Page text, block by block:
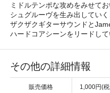
ミドルテンポな攻めをみせて
シュグルーヴを生み出してい
ザクザクギターサウンドと
ハードコアシーンをリードして
その他の詳細情報
販売価格 1,000円(